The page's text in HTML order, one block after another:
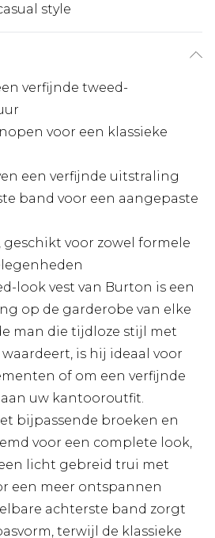
style
verfijnde tweed-
voor een klassieke
een verfijnde uitstraling
band voor een aangepaste
voor zowel formele
look vest van Burton is een
op de garderobe van elke
man die tijdloze stijl met
is hij ideaal voor
of om een verfijnde
uw kantooroutfit.
bijpassende broeken en
voor een complete look,
licht gebreid trui met
een meer ontspannen
achterste band zorgt
terwijl de klassieke